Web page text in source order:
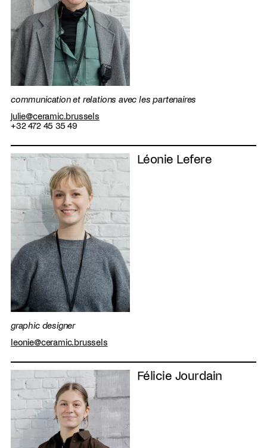
communication et relations avec les partenaires
julie@ceramic.brussels
+32 472 45 35 49
Léonie Lefere
graphic designer
leonie@ceramic.brussels
Félicie Jourdain